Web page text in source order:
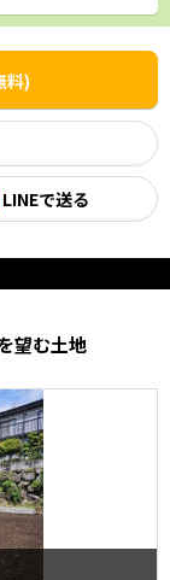
料)
LINEで送る
望む土地